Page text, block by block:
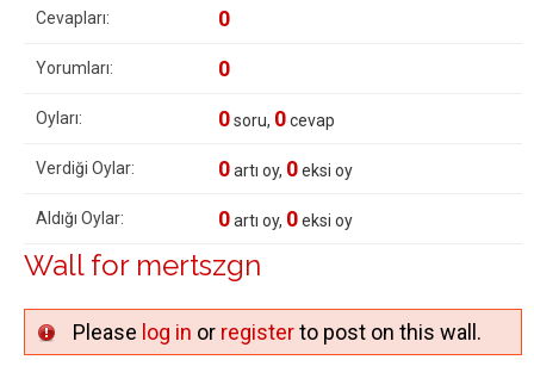
Cevapları: 0
Yorumları: 0
Oyları: 0soru, 0cevap
Verdiği Oylar: 0artı oy, 0eksi oy
Aldığı Oylar: 0artı oy, 0eksi oy
Wall for mertszgn
Please log in or registerto post on this wall.